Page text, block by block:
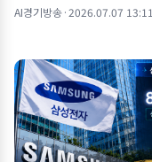
AI경기방송·2026.07.07 13:11